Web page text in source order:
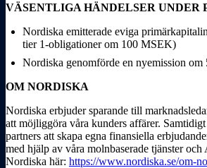
VÄSENTLIGA HÄNDELSER UNDER
Nordiska emitterade eviga
tier 1-obligationer om 100 MSEK)
Nordiska genomförde en nyemission
OM NORDISKA
Nordiska erbjuder sparande till
att möjliggöra våra kunders affärer.
partners att skapa egna finansiella
med hjälp av våra molnbaserade tjänster
Nordiska här: https://www.nordiska.se/om-